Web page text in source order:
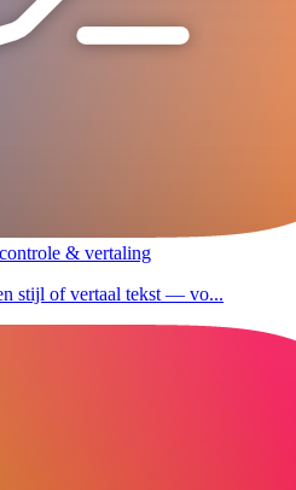
& vertaling
stijl of vertaal tekst — vo...